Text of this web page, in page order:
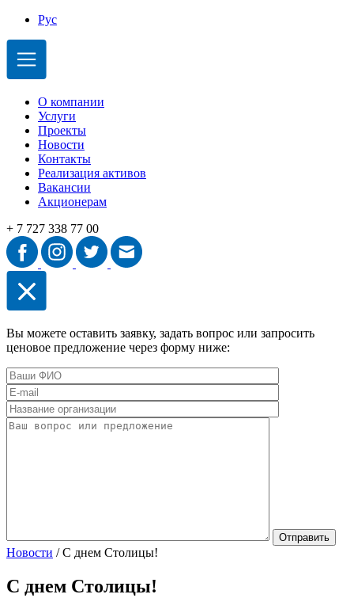
Рус
О компании
Услуги
Проекты
Новости
Контакты
Реализация активов
Вакансии
Акционерам
+ 7 727 338 77 00
Вы можете оставить заявку, задать вопрос или запросить
ценовое предложение через форму ниже:
Новости /С днем Столицы!
С днем Столицы!